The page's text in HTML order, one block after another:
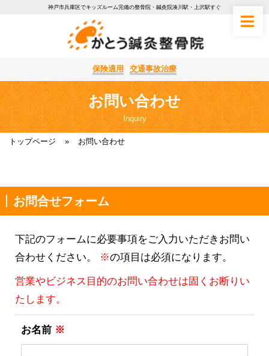
神戸市兵庫区でキッズルーム完備の整骨院・鍼灸院湊川駅・上沢駅すぐ
保険適用 交通事故治療
お問い合わせ
Inquiry
トップページ » お問い合わせ
お問合せフォーム
下記のフォームに必要事項をご入力いただきお問い
合わせください。
※の項目は必須になります。
営業やビジネス目的のお問い合わせは固くお断りい
たします。
お名前 ※